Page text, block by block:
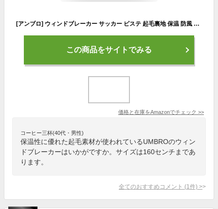
[アンブロ] ウィンドブレーカー サッカー ピステ 起毛裏地 保温 防風 はっ水 子供 ジュニア キッズ 男女兼用 アースグレー 130
この商品をサイトでみる
価格と在庫をAmazonでチェック >>
コーヒー三杯(40代・男性)
保温性に優れた起毛素材が使われているUMBROのウィン
ドブレーカーはいかがですか。サイズは160センチまであ
ります。
全てのおすすめコメント (1 件) >